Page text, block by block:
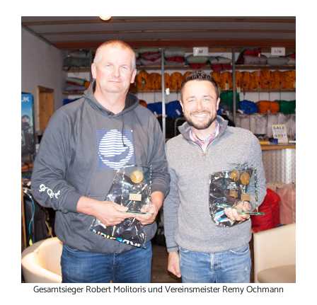
Gesamtsieger Robert Molitoris und Vereinsmeister Remy Ochmann